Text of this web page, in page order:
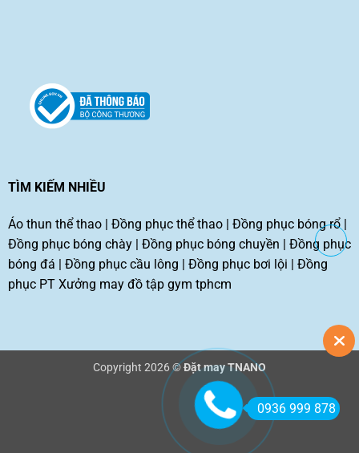
TÌM KIẾM NHIỀU
Áo thun thể thao| Đồng phục thể thao| Đồng phục bóng rổ|
Đồng phục bóng chày| Đồng phục bóng chuyền | Đồng phục
bóng đá | Đồng phục cầu lông | Đồng phục bơi lội | Đồng
phục PT Xưởng may đồ tập gym tphcm
Copyright 2026 ©Đặt may TNANO
0936 999 878